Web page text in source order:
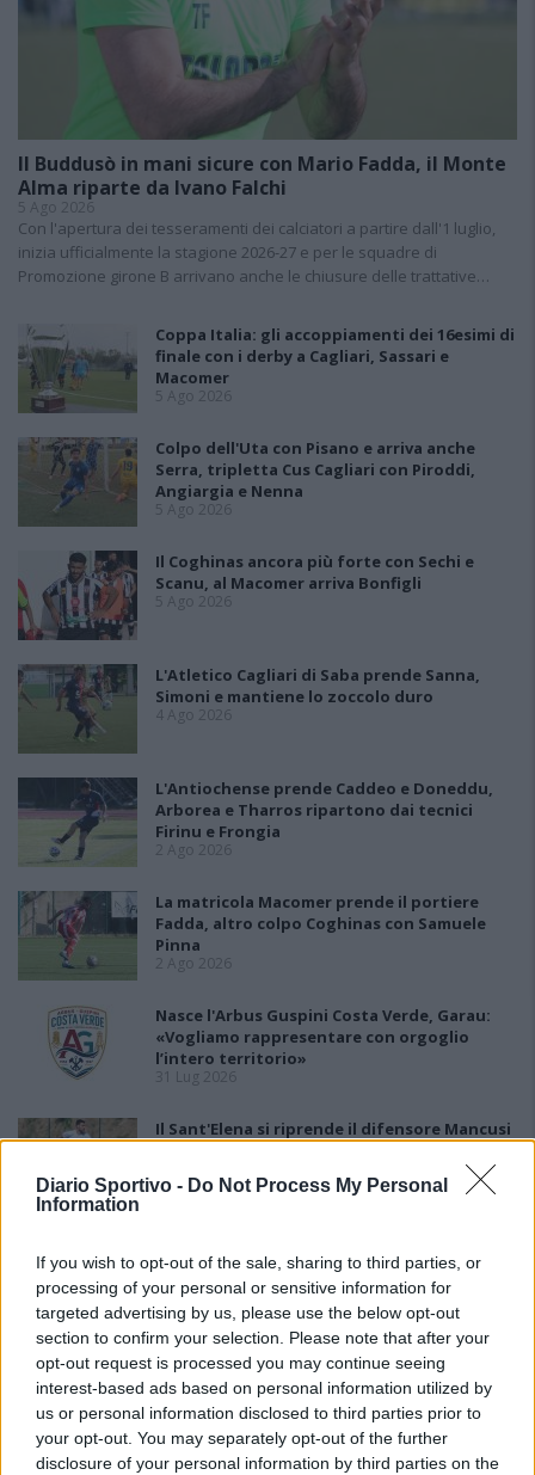
Diario Sportivo - Do Not Process My Personal
Information
If you wish to opt-out of the sale, sharing to third parties, or
processing of your personal or sensitive information for
targeted advertising by us, please use the below opt-out
section to confirm your selection. Please note that after your
opt-out request is processed you may continue seeing
interest-based ads based on personal information utilized by
us or personal information disclosed to third parties prior to
your opt-out. You may separately opt-out of the further
disclosure of your personal information by third parties on the
Il Buddusò in mani sicure con Mario Fadda, il Monte
Alma riparte da Ivano Falchi
5 Ago 2026
Con l'apertura dei tesseramenti dei calciatori a partire dall'1 luglio,
inizia ufficialmente la stagione 2026-27 e per le squadre di
Promozione girone B arrivano anche le chiusure delle trattative…
Coppa Italia: gli accoppiamenti dei 16esimi di
finale con i derby a Cagliari, Sassari e
Macomer
5 Ago 2026
Colpo dell'Uta con Pisano e arriva anche
Serra, tripletta Cus Cagliari con Piroddi,
Angiargia e Nenna
5 Ago 2026
Il Coghinas ancora più forte con Sechi e
Scanu, al Macomer arriva Bonfigli
5 Ago 2026
L'Atletico Cagliari di Saba prende Sanna,
Simoni e mantiene lo zoccolo duro
4 Ago 2026
L'Antiochense prende Caddeo e Doneddu,
Arborea e Tharros ripartono dai tecnici
Firinu e Frongia
2 Ago 2026
La matricola Macomer prende il portiere
Fadda, altro colpo Coghinas con Samuele
Pinna
2 Ago 2026
Nasce l'Arbus Guspini Costa Verde, Garau:
«Vogliamo rappresentare con orgoglio
l’intero territorio»
31 Lug 2026
Il Sant'Elena si riprende il difensore Mancusi
28 Lug 2026